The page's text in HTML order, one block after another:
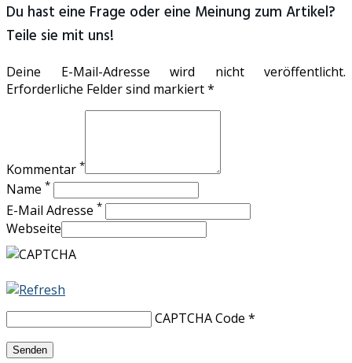
Du hast eine Frage oder eine Meinung zum Artikel?
Teile sie mit uns!
Deine E-Mail-Adresse wird nicht veröffentlicht.
Erforderliche Felder sind markiert *
Kommentar *
Name *
E-Mail Adresse *
Webseite
CAPTCHA Code *